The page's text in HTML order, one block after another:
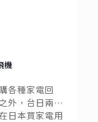
機
各種家電回
外，台日兩地
日本買家電用